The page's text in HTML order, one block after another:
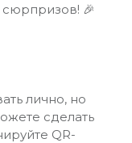
🎉
лично, но
сделать
QR-